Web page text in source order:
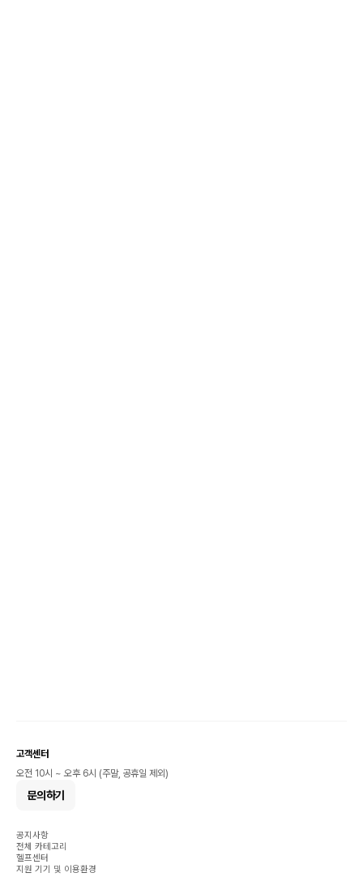
고객센터
오전 10시 ~ 오후 6시 (주말, 공휴일 제외)
문의하기
공지사항
전체 카테고리
헬프센터
지원 기기 및 이용환경